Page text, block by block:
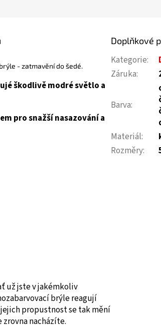
- zatmavění do šedé.
škodlivě modré světlo a
pro snažší nasazování a
už jste v jakémkoliv
brýle reagují
propustnost se tak mění
nacházíte.
Doplňkové
Kategorie:
Záruka:
Barva:
Materiál:
Rozměry: